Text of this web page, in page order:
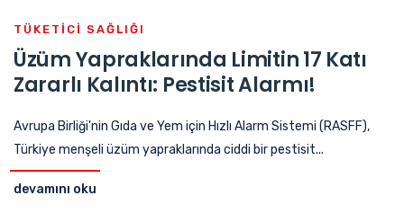
TÜKETICI SAĞLIĞI
Üzüm Yapraklarında Limitin 17 Katı
Zararlı Kalıntı: Pestisit Alarmı!
Avrupa Birliği'nin Gıda ve Yem için Hızlı Alarm Sistemi (RASFF),
Türkiye menşeli üzüm yapraklarında ciddi bir pestisit...
devamını oku